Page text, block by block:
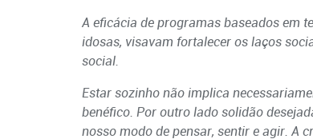
A eficácia de programas baseados em
idosas, visavam fortalecer os laços
social.
Estar sozinho não implica
benéfico. Por outro lado solidão
nosso modo de pensar, sentir e agir. A